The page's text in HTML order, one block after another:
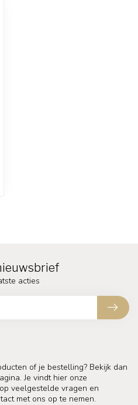
of je bestelling? Bekijk dan
Je vindt hier onze
veelgestelde vragen en
met ons op te nemen.
acties